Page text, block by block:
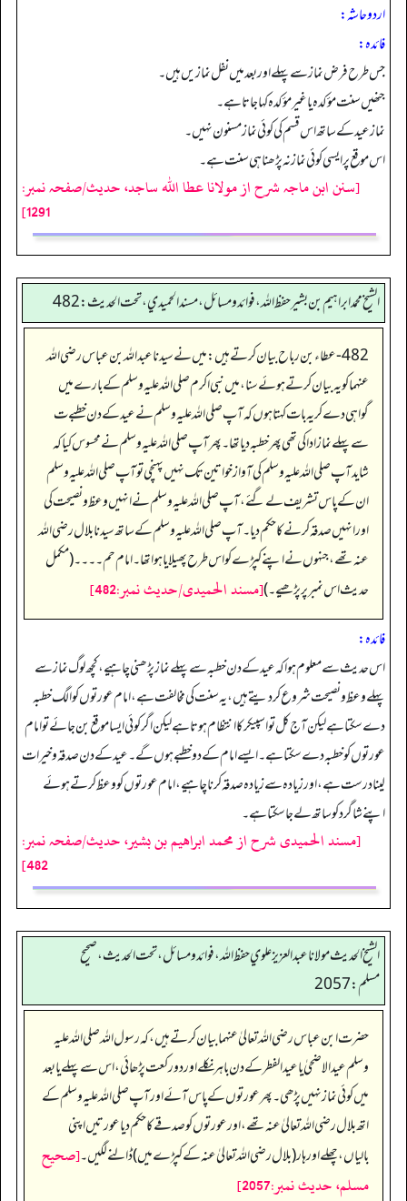
اردو حاشہ:
فائده:
جس طرح فرض نماز سے پہلے اور بعد میں نفل نمازیں ہیں۔
جنھیں سنت مؤکدہ یاغیر مؤکدہ کہا جاتا ہے۔
نماز عید کے ساتھ اس قسم کی کوئی نماز مسنون نہیں۔
اس موقع پر ایسی کوئی نماز نہ پڑھنا ہی سنت ہے۔
[سنن ابن ماجہ شرح از مولانا عطا الله ساجد، حدیث/صفحہ نمبر:
1291]
الشيخ محمد ابراهيم بن بشير حفظ الله، فوائد و مسائل، مسند الحميدي، تحت الحديث:482
482- عطاء بن رباح بیان کرتے ہیں: میں نے سيدنا عبدالله بن عباس رضی اللہ
عنہما کو یہ بیان کرتے ہوئے سنا، میں نبی اکرم صلی اللہ علیہ وسلم کے بارے میں
گواہی دے کر یہ بات کہتا ہوں کہ آپ صلی اللہ علیہ وسلم نے عید کے دن خطبےت
سے پہلے نماز ادا کی تھی پھر خطبہ دیا تھا۔ پھر آپ صلی اللہ علیہ وسلم نے محسوس کیا کہ
شاید آپ صلی اللہ علیہ وسلم کی آواز خواتین تک نہیں پہنچی تو آپ صلی اللہ علیہ وسلم
ان کے پاس تشریف لے گئے، آپ صلی اللہ علیہ وسلم نے انہیں وعظ و نصیحت کی
اور انہیں صدقہ کرنے کا حکم دیا۔ آپ صلی اللہ علیہ وسلم کے ساتھ سیدنا بلال رضی اللہ
عنہ تھے، جنہوں نے اپنے کپڑے کو اس طرح پھیلایا ہوا تھا۔ امام حم۔۔۔۔ (مکمل
حدیث اس نمبر پر پڑھیے۔)[مسند الحمیدی/حدیث نمبر:482]
فائدہ:
اس حدیث سے معلوم ہوا کہ عید کے دن خطبہ سے پہلے نماز پڑھنی چاہیے، کچھ لوگ نماز سے
پہلے وعظ و نصیحت شروع کر دیتے ہیں، یہ سنت کی مخالفت ہے، امام عورتوں کو الگ خطبہ
دے سکتا ہے لیکن آج کل تو اسپیکر کا انتظام ہوتا ہے لیکن اگر کوئی ایسا موقع بن جائے تو امام
عورتوں کو خطبہ دے سکتا ہے۔ ایسے امام کے دو خطبے ہوں گے۔ عید کے دن صدقہ و خیرات
لینا درست ہے، اور زیادہ سے زیادہ صدقہ کرنا چاہیے، امام عورتوں کو وعظ کرتے ہوئے
اپنے شاگرد کو ساتھ لے جا سکتا ہے۔
[مسند الحمیدی شرح از محمد ابراهيم بن بشير، حدیث/صفحہ نمبر:
482]
الشيخ الحديث مولانا عبدالعزيز علوي حفظ الله، فوائد و مسائل، تحت الحديث ، صحيح
مسلم: 2057
حضرت ابن عباس رضی اللہ تعالیٰ عنہما بیان کرتے ہیں،کہ رسول اللہ صلی اللہ علیہ
وسلم عید الاضحیٰ یا عید الفطر کے دن باہر نکلے اور دو رکعت پڑھائی، اس سے پہلے یا بعد
میں کوئی نماز نہیں پڑھی۔ پھر عورتوں کے پاس آئے اورآپ صلی اللہ علیہ وسلم کے
اتھ بلال رضی اللہ تعالیٰ عنہ تھے، اور عورتوں کو صدقے کا حکم دیا عورتیں اپنی
بالیاں، چھلے اور ہار (بلال رضی اللہ تعالیٰ عنہ کے کپڑے میں) ڈالنے لگیں۔[صحيح
مسلم، حديث نمبر:2057]